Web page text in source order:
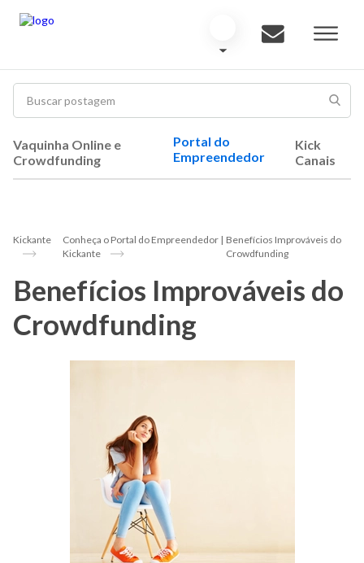
Vaquinha Online e
Crowdfunding
Portal do
Empreendedor
Kick
Canais
Kickante
Conheça o Portal do Empreendedor |
Kickante
Benefícios Improváveis do
Crowdfunding
Benefícios Improváveis do
Crowdfunding